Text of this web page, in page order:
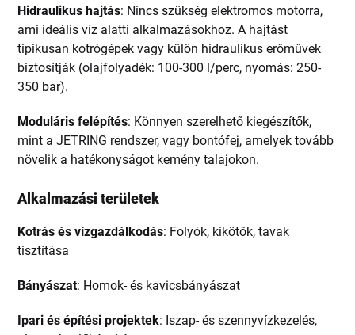
Hidraulikus hajtás: Nincs szükség elektromos motorra,
ami ideális víz alatti alkalmazásokhoz. A hajtást
tipikusan kotrógépek vagy külön hidraulikus erőművek
biztosítják (olajfolyadék: 100-300 l/perc, nyomás: 250-
350 bar).
Moduláris felépítés: Könnyen szerelhető kiegészítők,
mint a JETRING rendszer, vagy bontófej, amelyek tovább
növelik a hatékonyságot kemény talajokon.
Alkalmazási területek
Kotrás és vízgazdálkodás: Folyók, kikötők, tavak
tisztítása
Bányászat: Homok- és kavicsbányászat
Ipari és építési projektek: Iszap- és szennyvízkezelés,